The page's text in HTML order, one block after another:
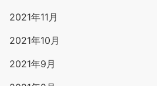
2021年11月
2021年10月
2021年9月